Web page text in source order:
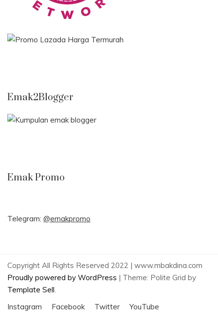
Emak2Blogger
Emak Promo
Telegram: @emakpromo
Copyright All Rights Reserved 2022 | www.mbakdina.com
Proudly powered by WordPress | Theme: Polite Grid by
Template Sell.
Instagram
Facebook Twitter YouTube